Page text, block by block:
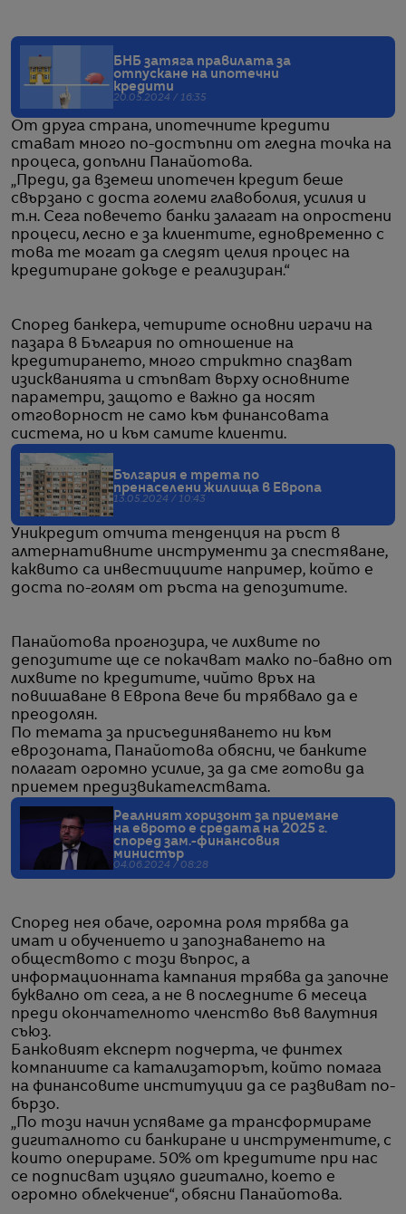
БНБ затяга правилата за
отпускане на ипотечни
кредити
20.05.2024 / 16:35
От друга страна, ипотечните кредити
стават много по-достъпни от гледна точка на
процеса, допълни Панайотова.
„Преди, да вземеш ипотечен кредит беше
свързано с доста големи главоболия, усилия и
т.н. Сега повечето банки залагат на опростени
процеси, лесно е за клиентите, едновременно с
това те могат да следят целия процес на
кредитиране докъде е реализиран.“
Според банкера, четирите основни играчи на
пазара в България по отношение на
кредитирането, много стриктно спазват
изискванията и стъпват върху основните
параметри, защото е важно да носят
отговорност не само към финансовата
система, но и към самите клиенти.
България е трета по
пренаселени жилища в Европа
13.05.2024 / 10:43
Уникредит отчита тенденция на ръст в
алтернативните инструменти за спестяване,
каквито са инвестициите например, който е
доста по-голям от ръста на депозитите.
Панайотова прогнозира, че лихвите по
депозитите ще се покачват малко по-бавно от
лихвите по кредитите, чийто връх на
повишаване в Европа вече би трябвало да е
преодолян.
По темата за присъединяването ни към
еврозоната, Панайотова обясни, че банките
полагат огромно усилие, за да сме готови да
приемем предизвикателствата.
Реалният хоризонт за приемане
на еврото е средата на 2025 г.
според зам.-финансовия
министър
04.06.2024 / 08:28
Според нея обаче, огромна роля трябва да
имат и обучението и запознаването на
обществото с този въпрос, а
информационната кампания трябва да започне
буквално от сега, а не в последните 6 месеца
преди окончателното членство във валутния
съюз.
Банковият експерт подчерта, че финтех
компаниите са катализаторът, който помага
на финансовите институции да се развиват по-
бързо.
„По този начин успяваме да трансформираме
дигиталното си банкиране и инструментите, с
които оперираме. 50% от кредитите при нас
се подписват изцяло дигитално, което е
огромно облекчение“, обясни Панайотова.